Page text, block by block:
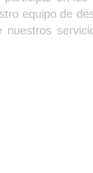
equipo de
nuestros